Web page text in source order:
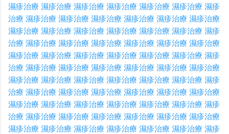
濕疹治療 濕疹治療 濕疹治療 濕疹治療 濕疹治療 濕疹治療 濕疹
治療 濕疹治療 濕疹治療 濕疹治療 濕疹治療 濕疹治療 濕疹治療
濕疹治療 濕疹治療 濕疹治療 濕疹治療 濕疹治療 濕疹治療 濕疹
治療 濕疹治療 濕疹治療 濕疹治療 濕疹治療 濕疹治療 濕疹治療
濕疹治療 濕疹治療 濕疹治療 濕疹治療 濕疹治療 濕疹治療 濕疹
治療 濕疹治療 濕疹治療 濕疹治療 濕疹治療 濕疹治療 濕疹治療
濕疹治療 濕疹治療 濕疹治療 濕疹治療 濕疹治療 濕疹治療 濕疹
治療 濕疹治療 濕疹治療 濕疹治療 濕疹治療 濕疹治療 濕疹治療
濕疹治療 濕疹治療 濕疹治療 濕疹治療 濕疹治療 濕疹治療 濕疹
治療 濕疹治療 濕疹治療 濕疹治療 濕疹治療 濕疹治療 濕疹治療
濕疹治療 濕疹治療 濕疹治療 濕疹治療 濕疹治療 濕疹治療 濕疹